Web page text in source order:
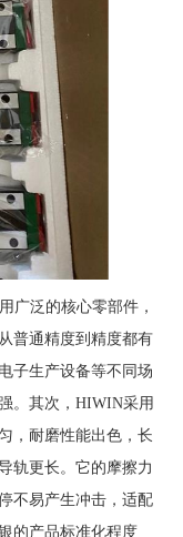
广泛的核心零部件，
普通精度到精度都有
子生产设备等不同场
。其次，HIWIN采用
，耐磨性能出色，长
轨更长。它的摩擦力
不易产生冲击，适配
的产品标准化程度